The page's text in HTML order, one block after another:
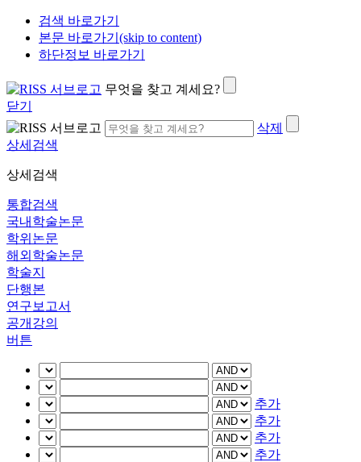
검색 바로가기
본문 바로가기(skip to content)
하단정보 바로가기
무엇을 찾고 계세요?
닫기
삭제
상세검색
상세검색
통합검색
국내학술논문
학위논문
해외학술논문
학술지
단행본
연구보고서
공개강의
버튼
추가
추가
추가
추가